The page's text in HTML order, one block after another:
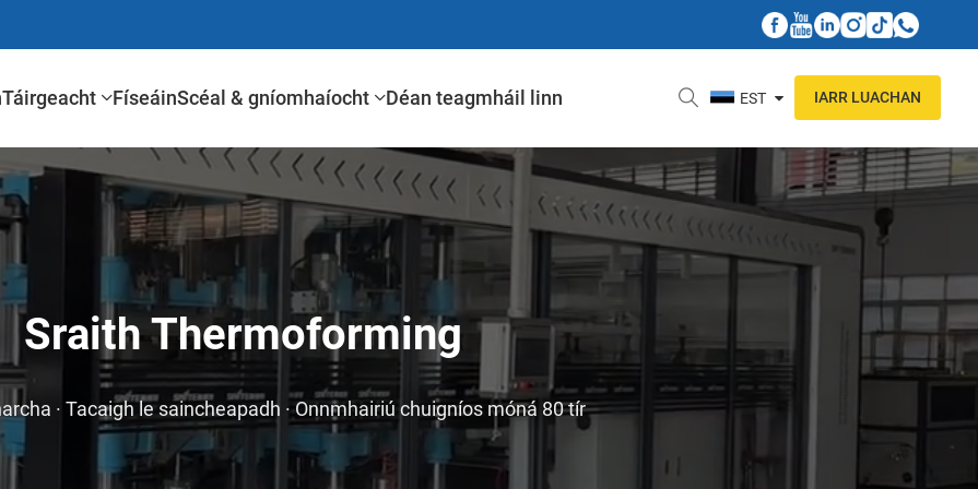
Táirgeacht FíseáinScéal & gníomhaíocht Déan teagmháil linn EST IARR LUACHAN
Sraith Thermoforming
· Tacaigh le saincheapadh · Onnmhairiú chuigníos móná 80 tír